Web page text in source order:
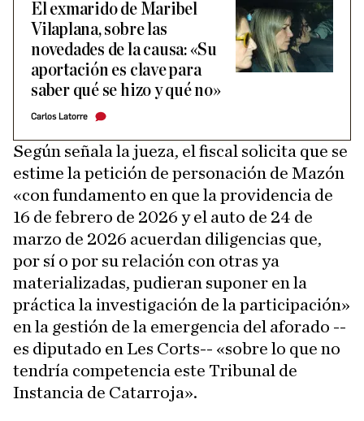
El exmarido de Maribel
Vilaplana, sobre las
novedades de la causa: «Su
aportación es clave para
saber qué se hizo y qué no»
Carlos Latorre
Según señala la jueza, el fiscal solicita que se
estime la petición de personación de Mazón
«con fundamento en que la providencia de
16 de febrero de 2026 y el auto de 24 de
marzo de 2026 acuerdan diligencias que,
por sí o por su relación con otras ya
materializadas, pudieran suponer en la
práctica la investigación de la participación»
en la gestión de la emergencia del aforado --
es diputado en Les Corts-- «sobre lo que no
tendría competencia este Tribunal de
Instancia de Catarroja».